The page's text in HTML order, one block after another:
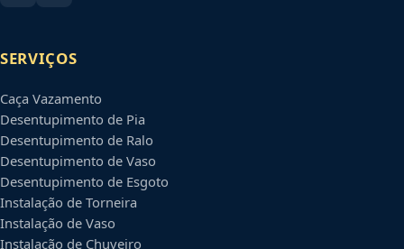
SERVIÇOS
Caça Vazamento
Desentupimento de Pia
Desentupimento de Ralo
Desentupimento de Vaso
Desentupimento de Esgoto
Instalação de Torneira
Instalação de Vaso
Instalação de Chuveiro